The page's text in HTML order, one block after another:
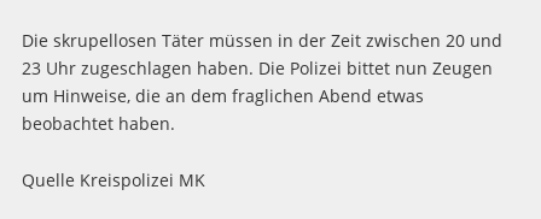
Die skrupellosen Täter müssen in der Zeit zwischen 20 und
23 Uhr zugeschlagen haben. Die Polizei bittet nun Zeugen
um Hinweise, die an dem fraglichen Abend etwas
beobachtet haben.
Quelle Kreispolizei MK